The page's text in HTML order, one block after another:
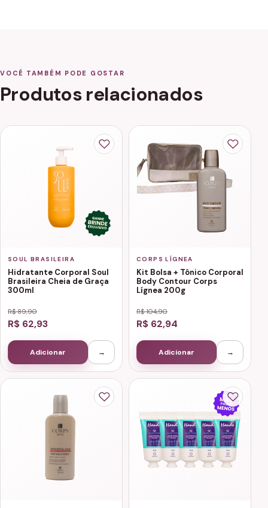
VOCÊ TAMBÉM PODE GOSTAR
Produtos relacionados
SOUL BRASILEIRA
Hidratante Corporal Soul
Brasileira Cheia de Graça
300ml
R$ 89,90
R$ 62,93
Adicionar →
CORPS LÍGNEA
Kit Bolsa + Tônico Corporal
Body Contour Corps
Lígnea 200g
R$ 104,90
R$ 62,94
Adicionar →